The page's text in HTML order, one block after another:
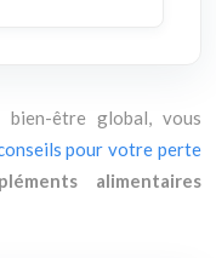
être global, vous
pour votre perte
alimentaires